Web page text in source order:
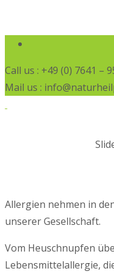
Call us : +49 (0) 7641 –
Mail us :
Allergien nehmen in
unserer Gesellschaft.
Vom Heuschnupfen
Lebensmittelallergie,